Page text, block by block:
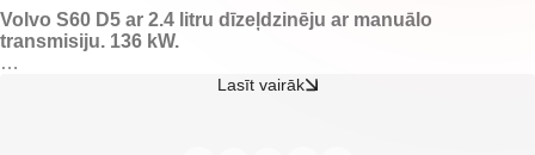
Volvo S60 D5 ar 2.4 litru dīzeļdzinēju ar manuālo
transmisiju. 136 kW.
Lasīt vairāk